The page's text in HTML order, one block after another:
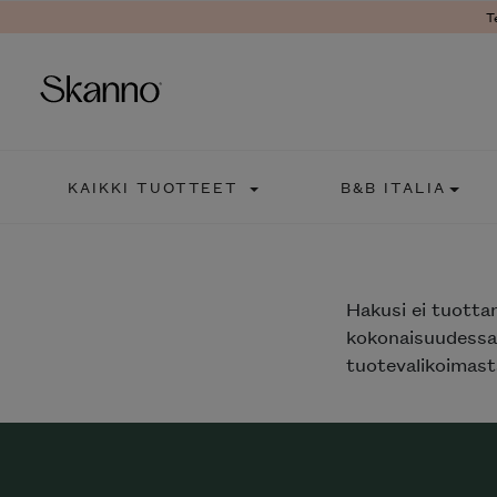
KAIKKI TUOTTEET B&B ITALIA
Hakusi ei